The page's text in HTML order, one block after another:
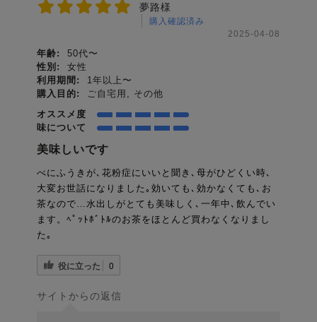
夢路様
購入確認済み
2025-04-08
年齢:
50代〜
性別:
女性
利用期間:
1年以上〜
購入目的:
ご自宅用, その他
オススメ度
味について
美味しいです
べにふうきが､花粉症にいいと聞き､母がひどくい時､
大変お世話になりました｡効いても､効かなくても､お
茶なので…水出しがとても美味しく､一年中､飲んでい
ます。ﾍﾟｯﾄﾎﾞﾄﾙのお茶をほとんど買わなくなりまし
た｡
役に立った 0
サイトからの返信